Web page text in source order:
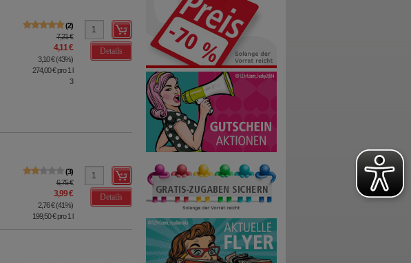
2
7,21 €
4,11 €
3,10 €(43%)
274,00 €pro 1 l
3
Details
3
6,75 €
3,99 €
2,76 €(41%)
199,50 €pro 1 l
Details